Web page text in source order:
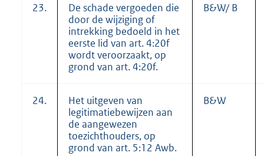
23.
De schade vergoeden die
door de wijziging of
intrekking bedoeld in het
eerste lid van art. 4:20f
wordt veroorzaakt, op
grond van art. 4:20f.
B&W/ B
24.
Het uitgeven van
legitimatiebewijzen aan
de aangewezen
toezichthouders, op
grond van art. 5:12 Awb.
B&W